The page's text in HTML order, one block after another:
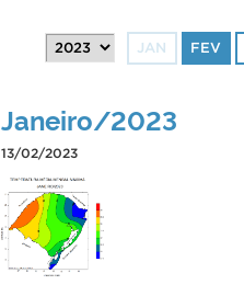
JAN FEV
Janeiro/2023
13/02/2023